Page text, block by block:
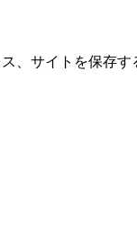
、サイトを保存す